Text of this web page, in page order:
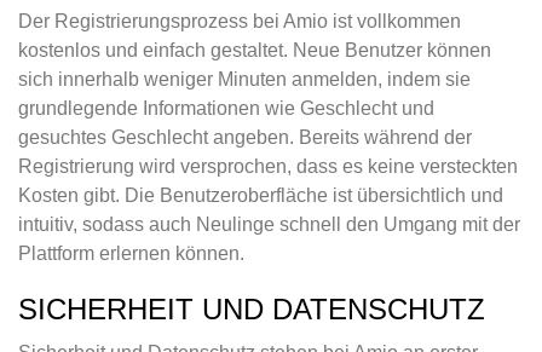
Der Registrierungsprozess bei Amio ist vollkommen
kostenlos und einfach gestaltet. Neue Benutzer können
sich innerhalb weniger Minuten anmelden, indem sie
grundlegende Informationen wie Geschlecht und
gesuchtes Geschlecht angeben. Bereits während der
Registrierung wird versprochen, dass es keine versteckten
Kosten gibt. Die Benutzeroberfläche ist übersichtlich und
intuitiv, sodass auch Neulinge schnell den Umgang mit der
Plattform erlernen können.
SICHERHEIT UND DATENSCHUTZ